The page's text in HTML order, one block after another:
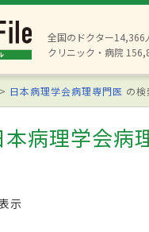
全国のドクター14,366
クリニック・病院
日本病理学会病理専門医 の
病理学会病
示